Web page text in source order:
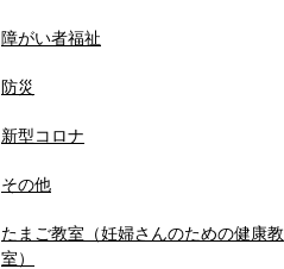
障がい者福祉
防災
新型コロナ
その他
たまご教室（妊婦さんのための健康教
室）